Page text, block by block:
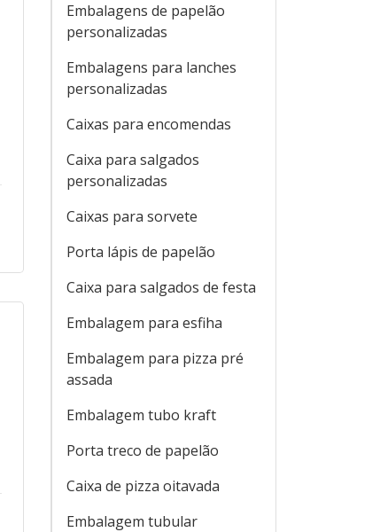
Embalagens de papelão
personalizadas
Embalagens para lanches
personalizadas
Caixas para encomendas
Caixa para salgados
personalizadas
Caixas para sorvete
Porta lápis de papelão
Caixa para salgados de festa
Embalagem para esfiha
Embalagem para pizza pré
assada
Embalagem tubo kraft
Porta treco de papelão
Caixa de pizza oitavada
Embalagem tubular